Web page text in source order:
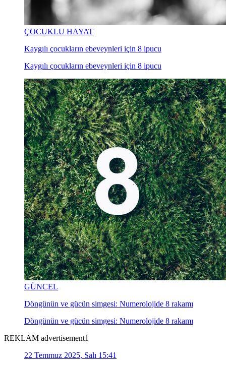
ÇOCUKLU HAYAT
Kaygılı çocukların ebeveynleri için 8 ipucu
Kaygılı çocukların ebeveynleri için 8 ipucu
GÜNCEL
Döngünün ve gücün simgesi: Numerolojide 8 rakamı
Döngünün ve gücün simgesi: Numerolojide 8 rakamı
REKLAM advertisement1
22 Temmuz 2025, Salı 15:41